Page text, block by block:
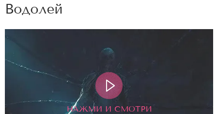
Водолей
НАЖМИ И СМОТРИ